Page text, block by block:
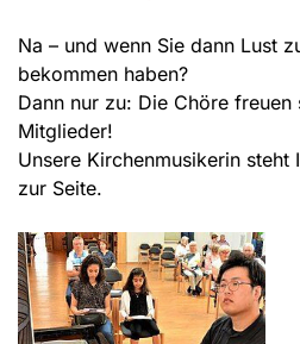
Na – und wenn Sie dann Lust
bekommen haben?
Dann nur zu: Die Chöre freuen
Mitglieder!
Unsere Kirchenmusikerin steht
zur Seite.